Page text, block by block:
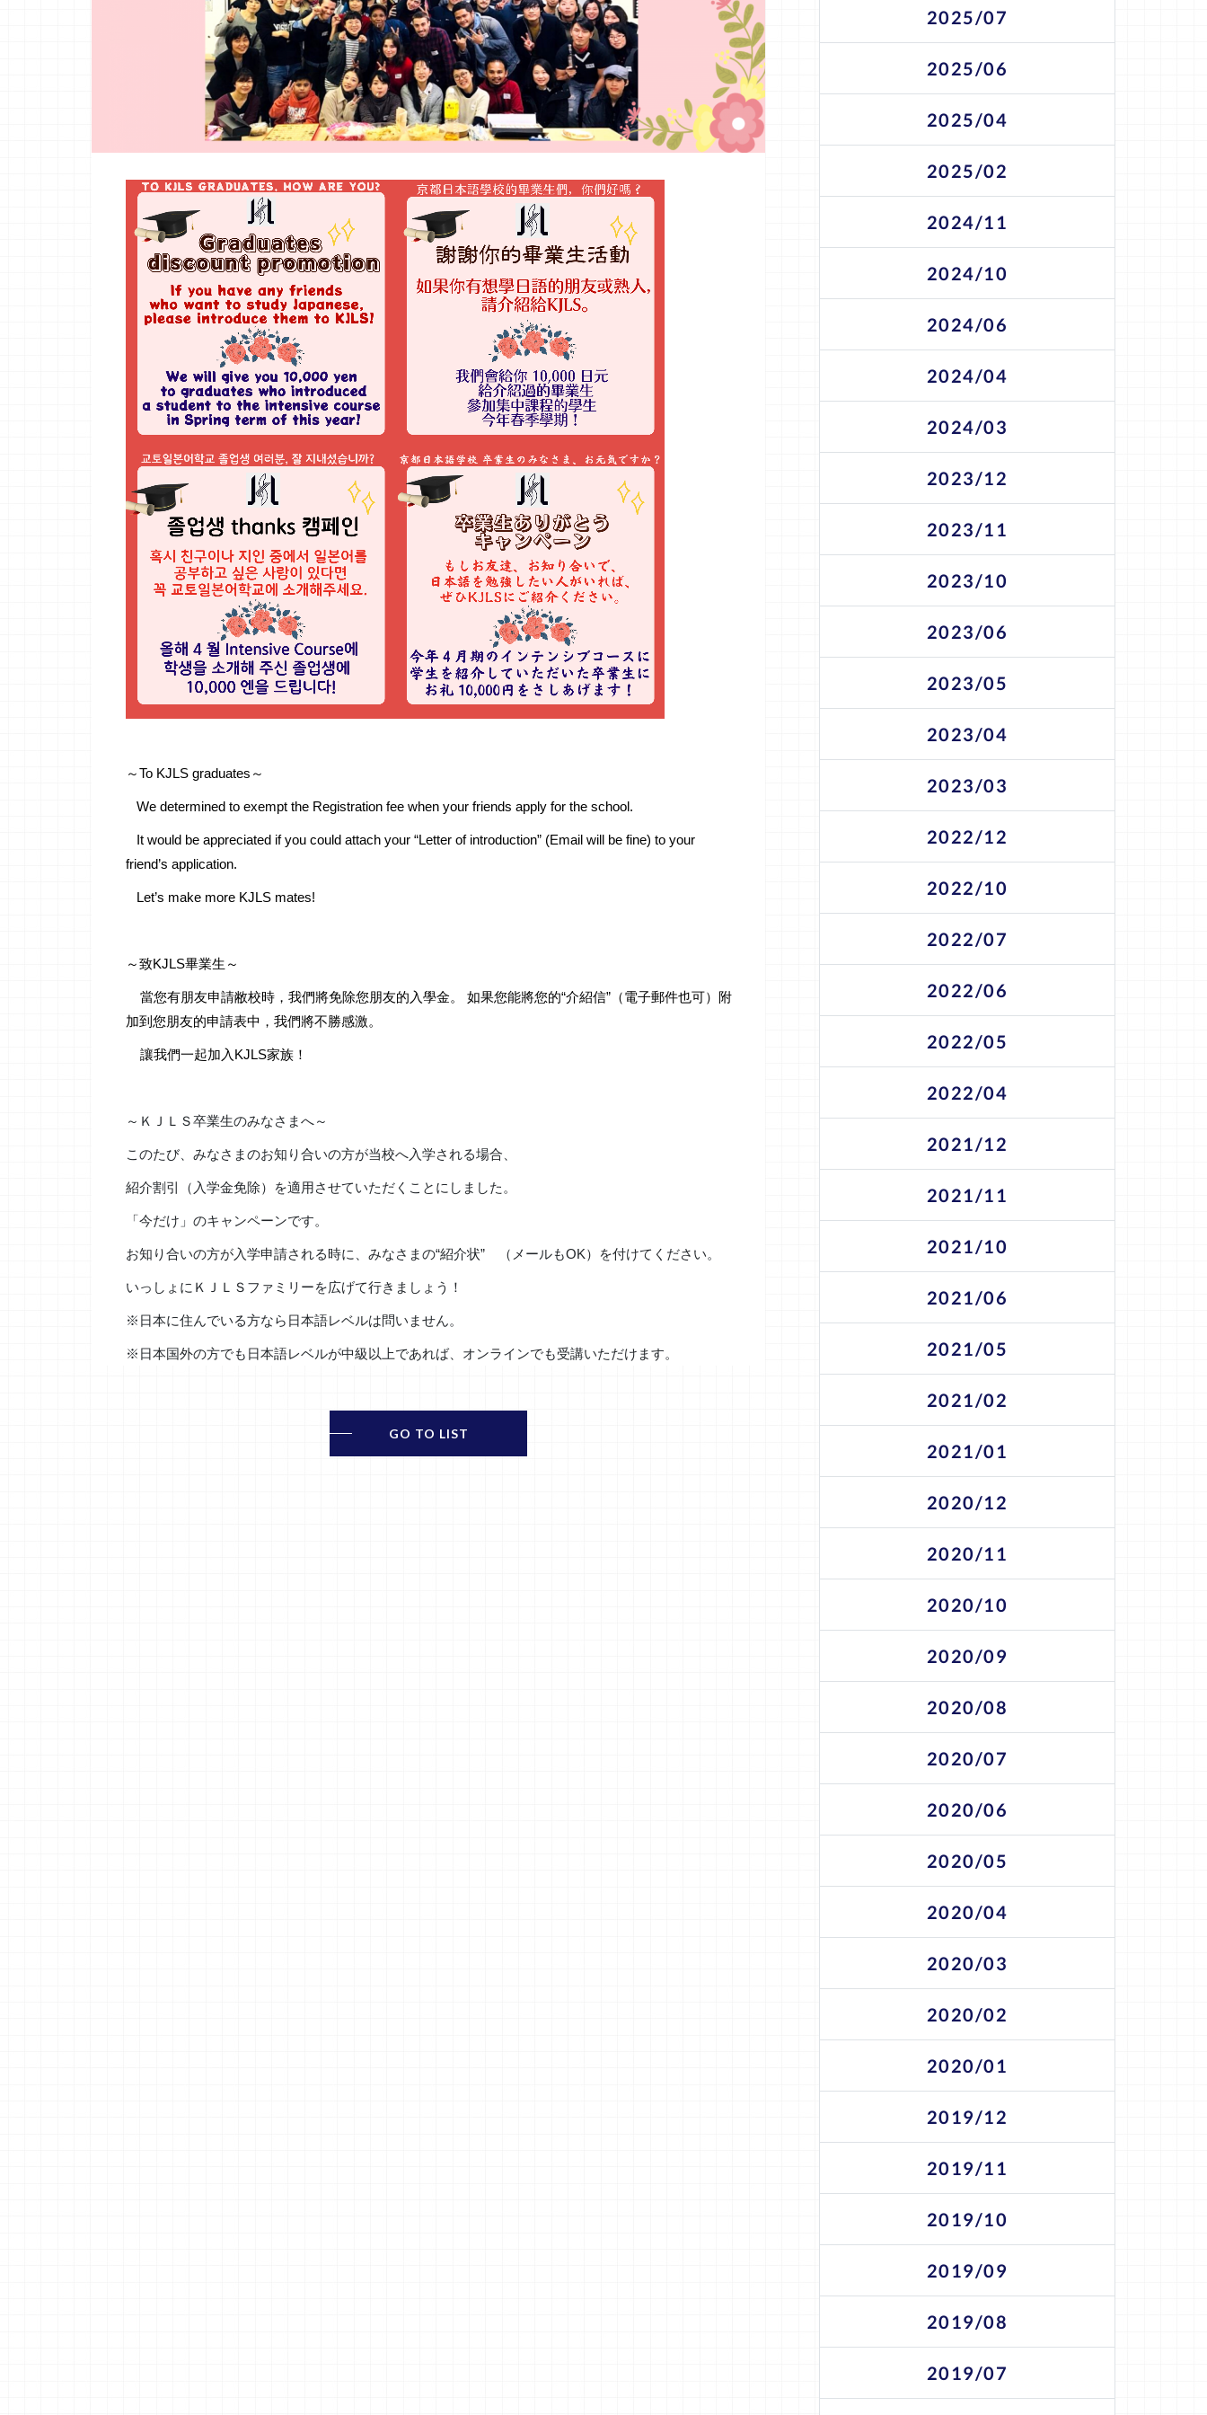
～To KJLS graduates～
We determined to exempt the Registration fee when your friends apply for the school.
It would be appreciated if you could attach your “Letter of introduction” (Email will be fine) to your
friend’s application.
Let’s make more KJLS mates!
～致KJLS畢業生～
當您有朋友申請敝校時，我們將免除您朋友的入學金。 如果您能將您的“介紹信”（電子郵件也可）附
加到您朋友的申請表中，我們將不勝感激。
讓我們一起加入KJLS家族！
～ＫＪＬＳ卒業生のみなさまへ～
このたび、みなさまのお知り合いの方が当校へ入学される場合、
紹介割引（入学金免除）を適用させていただくことにしました。
「今だけ」のキャンペーンです。
お知り合いの方が入学申請される時に、みなさまの“紹介状” （メールもOK）を付けてください。
いっしょにＫＪＬＳファミリーを広げて行きましょう！
※日本に住んでいる方なら日本語レベルは問いません。
※日本国外の方でも日本語レベルが中級以上であれば、オンラインでも受講いただけます。
GO TO LIST
2025/07
2025/06
2025/04
2025/02
2024/11
2024/10
2024/06
2024/04
2024/03
2023/12
2023/11
2023/10
2023/06
2023/05
2023/04
2023/03
2022/12
2022/10
2022/07
2022/06
2022/05
2022/04
2021/12
2021/11
2021/10
2021/06
2021/05
2021/02
2021/01
2020/12
2020/11
2020/10
2020/09
2020/08
2020/07
2020/06
2020/05
2020/04
2020/03
2020/02
2020/01
2019/12
2019/11
2019/10
2019/09
2019/08
2019/07